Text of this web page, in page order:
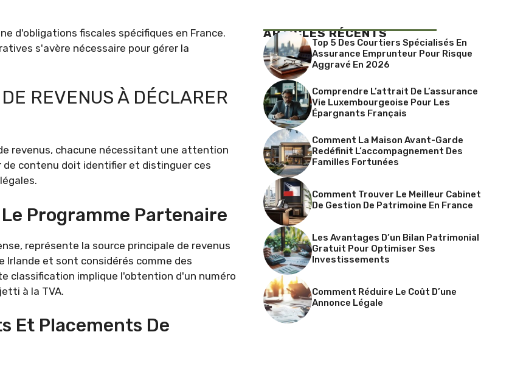
d'obligations fiscales spécifiques en France.
s'avère nécessaire pour gérer la
REVENUS À DÉCLARER
revenus, chacune nécessitant une attention
contenu doit identifier et distinguer ces
Programme Partenaire
représente la source principale de revenus
Irlande et sont considérés comme des
classification implique l'obtention d'un numéro
à la TVA.
Et Placements De
ARTICLES RÉCENTS
Top 5 Des Courtiers Spécialisés En
Assurance Emprunteur Pour Risque
Aggravé En 2026
Comprendre L’attrait De L’assurance
Vie Luxembourgeoise Pour Les
Épargnants Français
Comment La Maison Avant-Garde
Redéfinit L’accompagnement Des
Familles Fortunées
Comment Trouver Le Meilleur Cabinet
De Gestion De Patrimoine En France
Les Avantages D’un Bilan Patrimonial
Gratuit Pour Optimiser Ses
Investissements
Comment Réduire Le Coût D’une
Annonce Légale